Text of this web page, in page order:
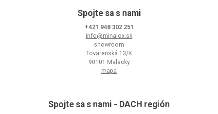
Spojte sa s nami
+421 948 302 251
info@minalox.sk
showroom
Továrenská 13/K
90101 Malacky
mapa
Spojte sa s nami - DACH región